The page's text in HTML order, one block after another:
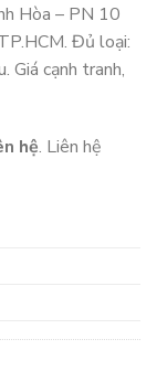
Hòa – PN 10
Đủ loại:
Giá cạnh tranh,
hệ. Liên hệ